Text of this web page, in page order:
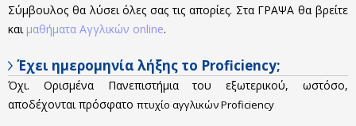
Σύμβουλος θα λύσει όλες σας τις απορίες. Στα ΓΡΑΨΑ θα βρείτε
και μαθήματα Αγγλικών online.
Έχει ημερομηνία λήξης το Proficiency;
Όχι. Ορισμένα Πανεπιστήμια του εξωτερικού, ωστόσο,
αποδέχονται πρόσφατο πτυχίο αγγλικών Proficiency